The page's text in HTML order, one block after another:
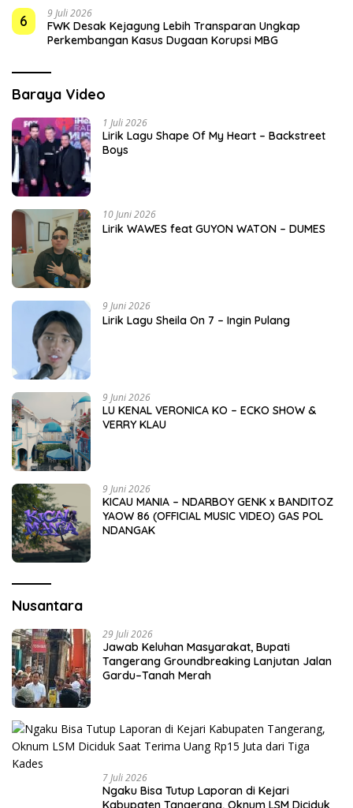
6 9 Juli 2026
FWK Desak Kejagung Lebih Transparan Ungkap
Perkembangan Kasus Dugaan Korupsi MBG
Baraya Video
1 Juli 2026
Lirik Lagu Shape Of My Heart – Backstreet
Boys
10 Juni 2026
Lirik WAWES feat GUYON WATON – DUMES
9 Juni 2026
Lirik Lagu Sheila On 7 – Ingin Pulang
9 Juni 2026
LU KENAL VERONICA KO – ECKO SHOW &
VERRY KLAU
9 Juni 2026
KICAU MANIA – NDARBOY GENK x BANDITOZ
YAOW 86 (OFFICIAL MUSIC VIDEO) GAS POL
NDANGAK
Nusantara
29 Juli 2026
Jawab Keluhan Masyarakat, Bupati
Tangerang Groundbreaking Lanjutan Jalan
Gardu–Tanah Merah
7 Juli 2026
Ngaku Bisa Tutup Laporan di Kejari
Kabupaten Tangerang, Oknum LSM Diciduk